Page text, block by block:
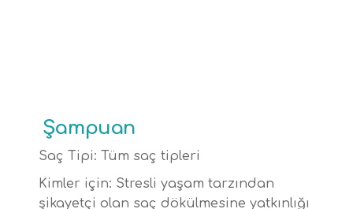
Şampuan
Saç Tipi: Tüm saç tipleri
Kimler için: Stresli yaşam tarzından
şikayetçi olan saç dökülmesine yatkınlığı